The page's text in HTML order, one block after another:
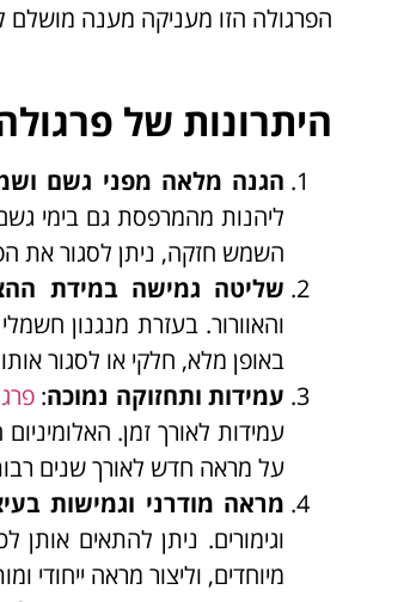
הפרגולה הזו מעניקה מענה מושלם
היתרונות של
הגנה מלאה מפני גשם
ליהנות מהמרפסת גם בימי
השמש חזקה, ניתן לסגור את
שליטה גמישה במידת
והאוורור. בעזרת מנגנון
באופן מלא, חלקי או לסגור
עמידות ותחזוקה נמוכה:
עמידות לאורך זמן.
על מראה חדש לאורך שנים
מראה מודרני וגמישות
וגימורים. ניתן להתאים
מיוחדים, וליצור מראה ייחודי